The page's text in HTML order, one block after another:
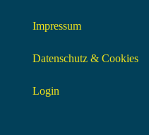
Impressum
Datenschutz & Cookies
Login